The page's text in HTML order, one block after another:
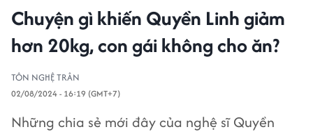
Chuyện gì khiến Quyền Linh giảm
hơn 20kg, con gái không cho ăn?
TÔN NGHỆ TRÂN
02/08/2024 - 16:19 (GMT+7)
Những chia sẻ mới đây của nghệ sĩ Quyền